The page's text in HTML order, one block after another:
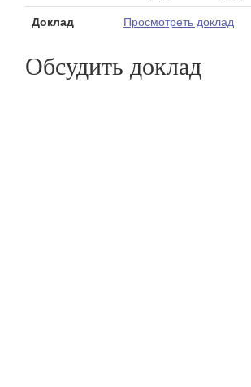
Доклад
Просмотреть доклад
Обсудить доклад